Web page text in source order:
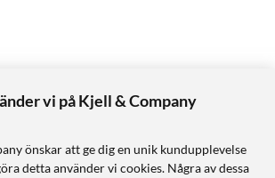
vi på Kjell & Company
önskar att ge dig en unik kundupplevelse
detta använder vi cookies. Några av dessa